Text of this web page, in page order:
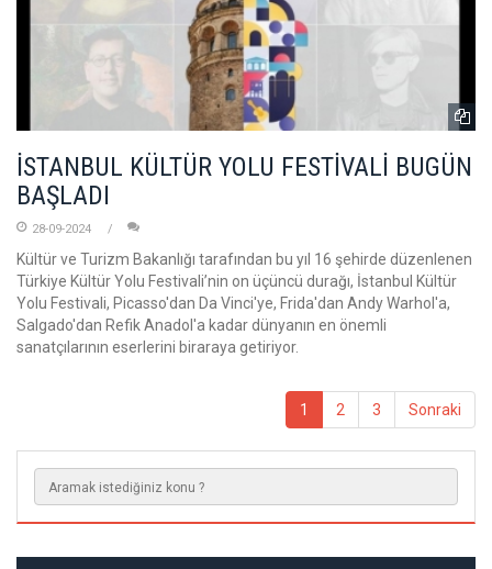
İSTANBUL KÜLTÜR YOLU FESTİVALİ BUGÜN
BAŞLADI
28-09-2024
Kültür ve Turizm Bakanlığı tarafından bu yıl 16 şehirde düzenlenen
Türkiye Kültür Yolu Festivali’nin on üçüncü durağı, İstanbul Kültür
Yolu Festivali, Picasso'dan Da Vinci'ye, Frida'dan Andy Warhol'a,
Salgado'dan Refik Anadol'a kadar dünyanın en önemli
sanatçılarının eserlerini biraraya getiriyor.
1 2 3 Sonraki